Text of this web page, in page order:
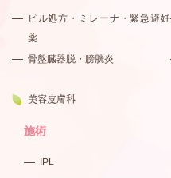
ピル処方・ミレーナ・緊急避妊
薬
骨盤臓器脱・膀胱炎
美容皮膚科
施術
IPL